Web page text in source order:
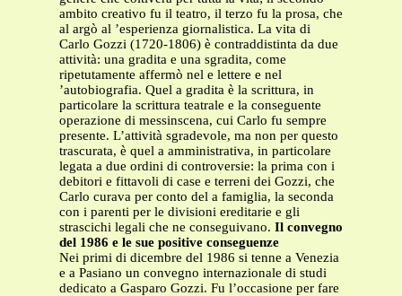
ambito creativo fu il teatro, il terzo fu la prosa, che
al argò al ’esperienza giornalistica. La vita di
Carlo Gozzi (1720-1806) è contraddistinta da due
attività: una gradita e una sgradita, come
ripetutamente affermò nel e lettere e nel
’autobiografia. Quel a gradita è la scrittura, in
particolare la scrittura teatrale e la conseguente
operazione di messinscena, cui Carlo fu sempre
presente. L’attività sgradevole, ma non per questo
trascurata, è quel a amministrativa, in particolare
legata a due ordini di controversie: la prima con i
debitori e fittavoli di case e terreni dei Gozzi, che
Carlo curava per conto del a famiglia, la seconda
con i parenti per le divisioni ereditarie e gli
strascichi legali che ne conseguivano. Il convegno
del 1986 e le sue positive conseguenze
Nei primi di dicembre del 1986 si tenne a Venezia
e a Pasiano un convegno internazionale di studi
dedicato a Gasparo Gozzi. Fu l’occasione per fare